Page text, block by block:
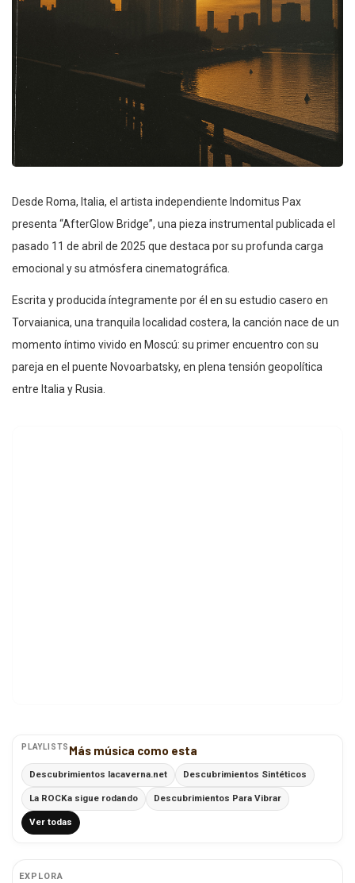
Desde Roma, Italia, el artista independiente Indomitus Pax
presenta “AfterGlow Bridge”, una pieza instrumental publicada el
pasado 11 de abril de 2025 que destaca por su profunda carga
emocional y su atmósfera cinematográfica.
Escrita y producida íntegramente por él en su estudio casero en
Torvaianica, una tranquila localidad costera, la canción nace de un
momento íntimo vivido en Moscú: su primer encuentro con su
pareja en el puente Novoarbatsky, en plena tensión geopolítica
entre Italia y Rusia.
PLAYLISTS Más música como esta
Descubrimientos lacaverna.net Descubrimientos Sintéticos
La ROCKa sigue rodando Descubrimientos Para Vibrar
Ver todas
EXPLORA